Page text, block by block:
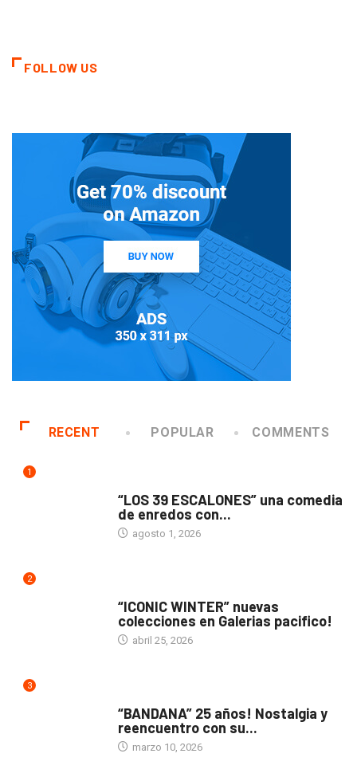
FOLLOW US
RECENT POPULAR COMMENTS
1
“LOS 39 ESCALONES” una comedia
de enredos con...
agosto 1, 2026
2
“ICONIC WINTER” nuevas
colecciones en Galerias pacifico!
abril 25, 2026
3
“BANDANA” 25 años! Nostalgia y
reencuentro con su...
marzo 10, 2026